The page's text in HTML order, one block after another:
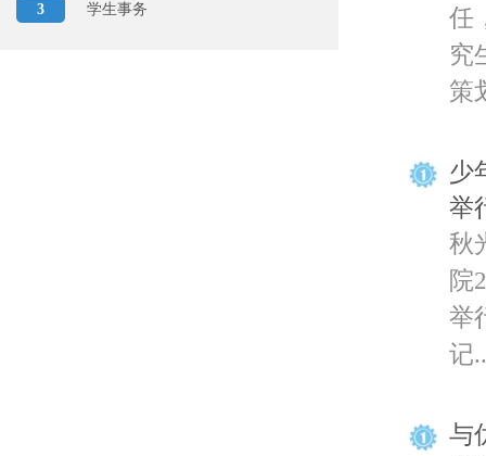
3 学生事务
任
究
策
少
举
秋
院
举
记
与